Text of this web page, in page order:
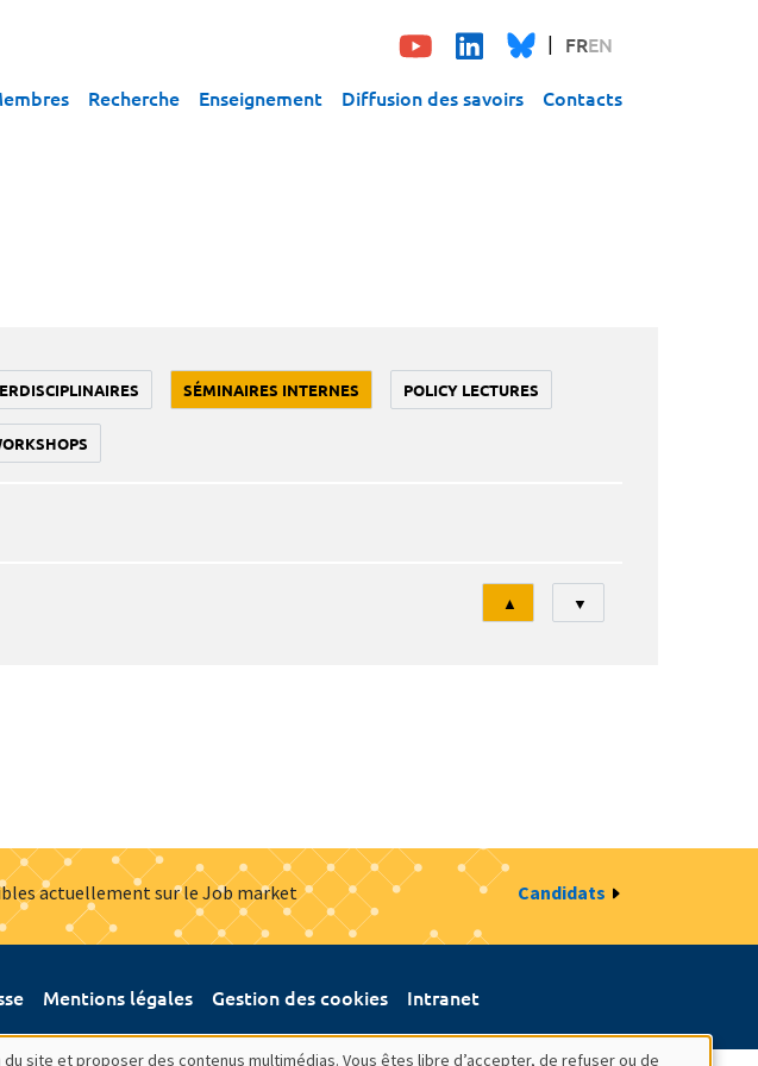
FREN
Recherche Enseignement Diffusion des savoirs Contacts
SÉMINAIRES INTERNES POLICY LECTURES
Tri
▲ ▼
actuellement sur le Job market Candidats
Mentions légales Gestion des cookies Intranet
site et proposer des contenus multimédias. Vous êtes libre d’accepter, de refuser ou de